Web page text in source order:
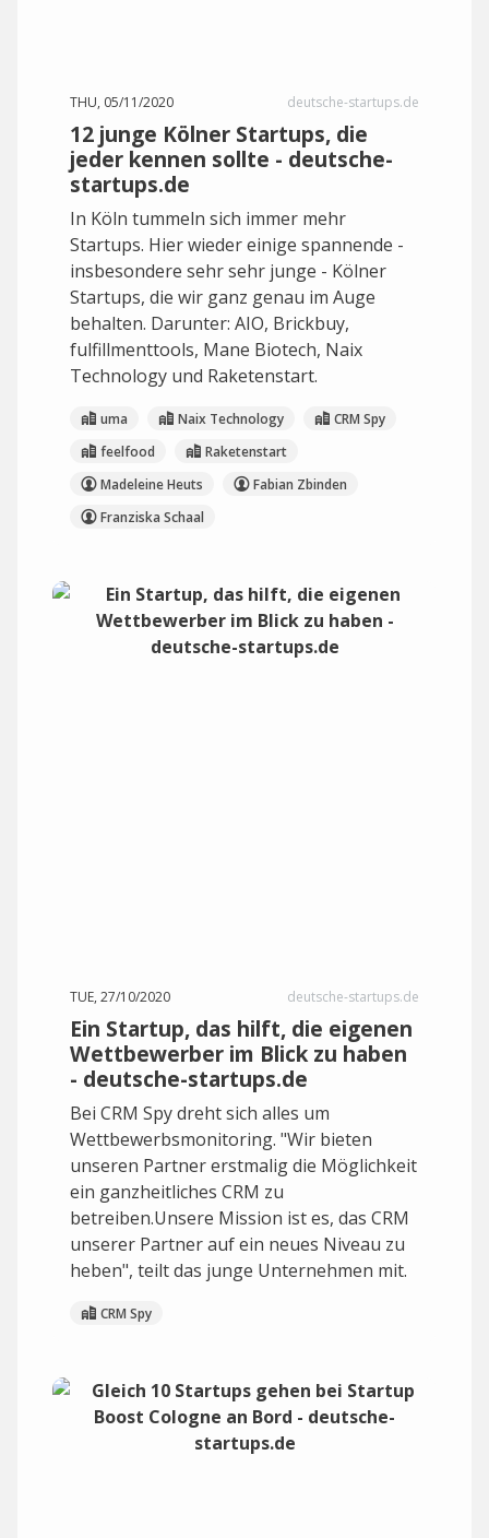
THU, 05/11/2020 deutsche-startups.de
12 junge Kölner Startups, die
jeder kennen sollte - deutsche-
startups.de
In Köln tummeln sich immer mehr
Startups. Hier wieder einige spannende -
insbesondere sehr sehr junge - Kölner
Startups, die wir ganz genau im Auge
behalten. Darunter: AIO, Brickbuy,
fulfillmenttools, Mane Biotech, Naix
Technology und Raketenstart.
uma Naix Technology
CRM Spy
feelfood
Raketenstart
Madeleine Heuts
Fabian Zbinden
Franziska Schaal
TUE, 27/10/2020 deutsche-startups.de
Ein Startup, das hilft, die eigenen
Wettbewerber im Blick zu haben
- deutsche-startups.de
Bei CRM Spy dreht sich alles um
Wettbewerbsmonitoring. "Wir bieten
unseren Partner erstmalig die Möglichkeit
ein ganzheitliches CRM zu
betreiben.Unsere Mission ist es, das CRM
unserer Partner auf ein neues Niveau zu
heben", teilt das junge Unternehmen mit.
CRM Spy